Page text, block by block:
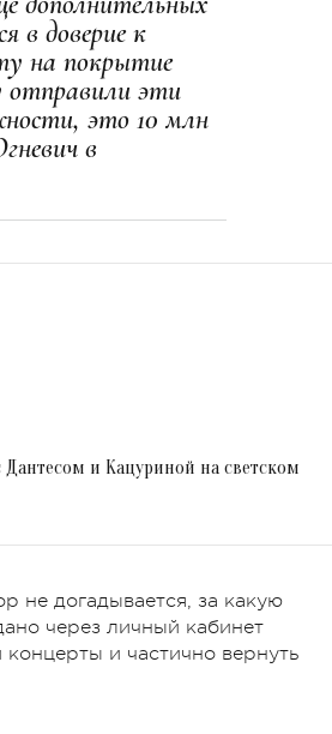
в доверие к
на покрытие
отправили эти
это 10 млн
в
и Кацуриной на светском
не догадывается, за какую
через личный кабинет
и частично вернуть